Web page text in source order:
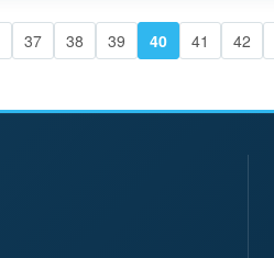
37 38 39 40 41 42